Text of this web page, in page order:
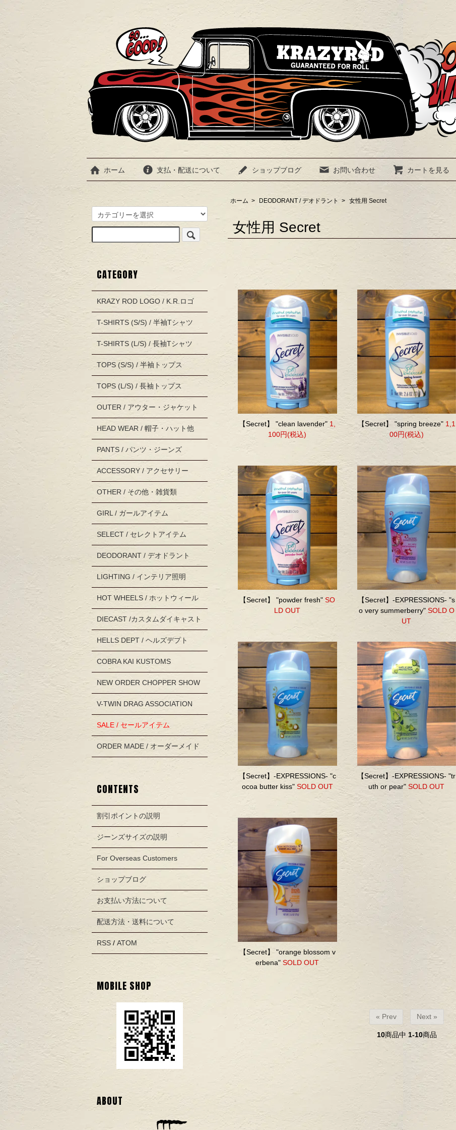
ホーム 支払・配送について ショップブログ お問い合わせ カートを見る
ホーム > DEODORANT / デオドラント > 女性用 Secret
女性用 Secret
【Secret】 "clean lavender" 1,
100円(税込)
【Secret】 "spring breeze" 1,1
00円(税込)
【Secret】 "powder fresh" SO
LD OUT
【Secret】-EXPRESSIONS- "s
o very summerberry" SOLD O
UT
【Secret】-EXPRESSIONS- "c
ocoa butter kiss" SOLD OUT
【Secret】-EXPRESSIONS- "tr
uth or pear" SOLD OUT
【Secret】 "orange blossom v
erbena" SOLD OUT
« Prev Next »
10商品中 1-10商品
CATEGORY
KRAZY ROD LOGO / K.R.ロゴ
T-SHIRTS (S/S) / 半袖Tシャツ
T-SHIRTS (L/S) / 長袖Tシャツ
TOPS (S/S) / 半袖トップス
TOPS (L/S) / 長袖トップス
OUTER / アウター・ジャケット
HEAD WEAR / 帽子・ハット他
PANTS / パンツ・ジーンズ
ACCESSORY / アクセサリー
OTHER / その他・雑貨類
GIRL / ガールアイテム
SELECT / セレクトアイテム
DEODORANT / デオドラント
LIGHTING / インテリア照明
HOT WHEELS / ホットウィール
DIECAST /カスタムダイキャスト
HELLS DEPT / ヘルズデプト
COBRA KAI KUSTOMS
NEW ORDER CHOPPER SHOW
V-TWIN DRAG ASSOCIATION
SALE / セールアイテム
ORDER MADE / オーダーメイド
CONTENTS
割引ポイントの説明
ジーンズサイズの説明
For Overseas Customers
ショップブログ
お支払い方法について
配送方法・送料について
RSS / ATOM
MOBILE SHOP
ABOUT